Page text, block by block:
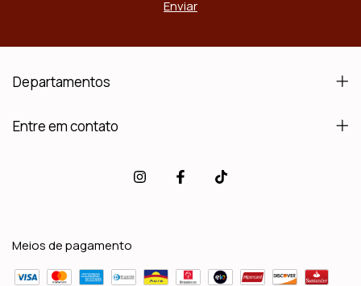
Departamentos
Entre em contato
Meios de pagamento